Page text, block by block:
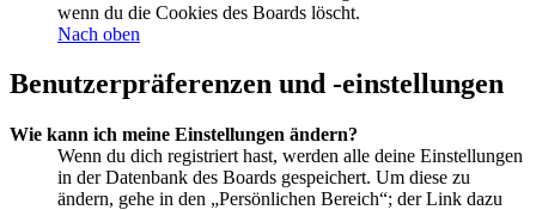
wenn du die Cookies des Boards löscht.
Nach oben
Benutzerpräferenzen und -einstellungen
Wie kann ich meine Einstellungen ändern?
Wenn du dich registriert hast, werden alle deine Einstellungen
in der Datenbank des Boards gespeichert. Um diese zu
ändern, gehe in den „Persönlichen Bereich“; der Link dazu